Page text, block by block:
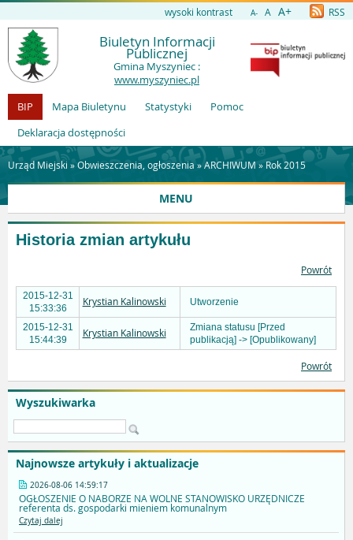
wysoki kontrast A- A A+ RSS
Biuletyn Informacji
Publicznej
Gmina Myszyniec :
www.myszyniec.pl
BIP
Mapa Biuletynu Statystyki
Pomoc
Deklaracja dostępności
Urząd Miejski »Obwieszczenia, ogłoszenia »ARCHIWUM » Rok 2015
MENU
Wyszukiwarka
Najnowsze artykuły i aktualizacje
2026-08-06 14:59:17
OGŁOSZENIE O NABORZE NA WOLNE STANOWISKO URZĘDNICZE
referenta ds. gospodarki mieniem komunalnym
Czytaj dalej
Historia zmian artykułu
Powrót
2015-12-31
15:33:36
Krystian Kalinowski Utworzenie
2015-12-31
15:44:39
Krystian Kalinowski
Zmiana statusu [Przed
publikacją] -> [Opublikowany]
Powrót